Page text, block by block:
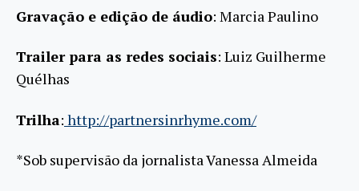
Gravação e edição de áudio: Marcia Paulino
Trailer para as redes sociais: Luiz Guilherme
Quélhas
Trilha: http://partnersinrhyme.com/
*Sob supervisão da jornalista Vanessa Almeida